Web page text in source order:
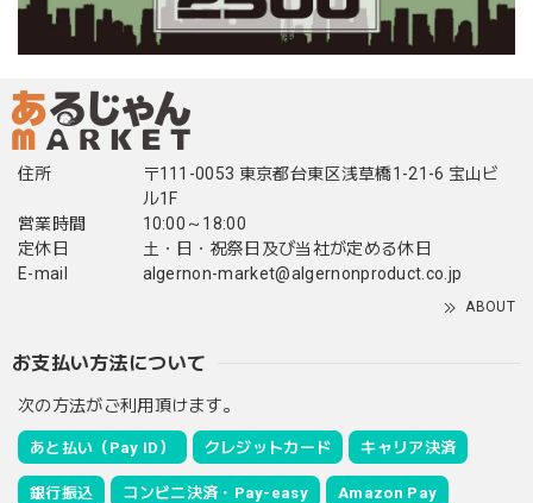
住所
〒111-0053 東京都台東区浅草橋1-21-6 宝山ビ
ル1F
営業時間
10:00～18:00
定休日
土・日・祝祭日及び当社が定める休日
E-mail
algernon-market@algernonproduct.co.jp
ABOUT
お支払い方法について
次の方法がご利用頂けます。
あと払い（Pay ID） クレジットカード キャリア決済
銀行振込 コンビニ決済・Pay-easy Amazon Pay